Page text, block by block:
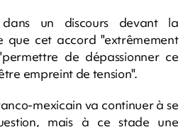
un discours devant la
que cet accord "extrêmement
de dépassionner ce
empreint de tension".
mexicain va continuer à se
mais à ce stade une